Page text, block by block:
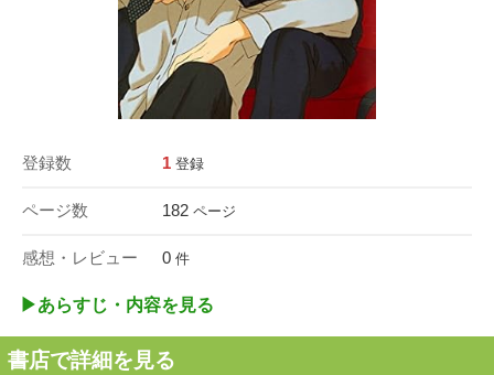
登録数 1 登録
ページ数 182 ページ
感想・レビュー 0 件
▶︎あらすじ・内容を見る
書店で詳細を見る